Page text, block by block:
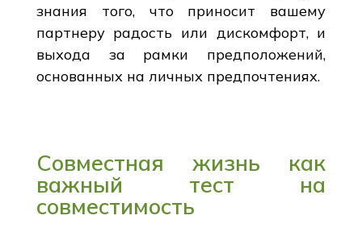
знания того, что приносит вашему
партнеру радость или дискомфорт, и
выхода за рамки предположений,
основанных на личных предпочтениях.
Совместная жизнь как
важный тест на
совместимость